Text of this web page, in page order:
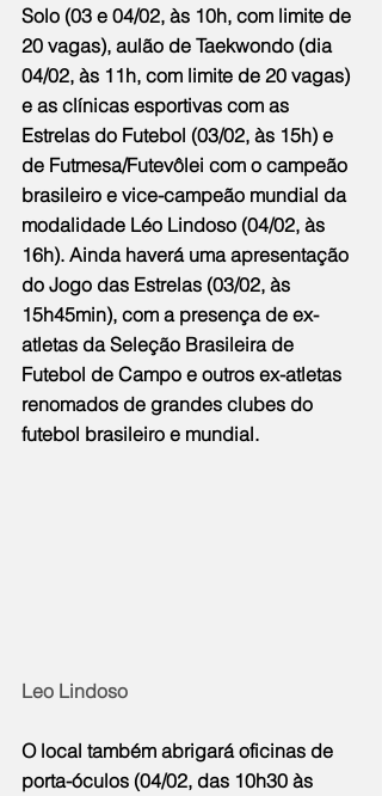
Solo (03 e 04/02, às 10h, com limite de
20 vagas), aulão de Taekwondo (dia
04/02, às 11h, com limite de 20 vagas)
e as clínicas esportivas com as
Estrelas do Futebol (03/02, às 15h) e
de Futmesa/Futevôlei com o campeão
brasileiro e vice-campeão mundial da
modalidade Léo Lindoso (04/02, às
16h). Ainda haverá uma apresentação
do Jogo das Estrelas (03/02, às
15h45min), com a presença de ex-
atletas da Seleção Brasileira de
Futebol de Campo e outros ex-atletas
renomados de grandes clubes do
futebol brasileiro e mundial.
Leo Lindoso
O local também abrigará oficinas de
porta-óculos (04/02, das 10h30 às